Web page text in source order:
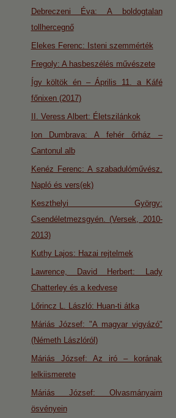
Debreczeni Éva: A boldogtalan
tollhercegnő
Elekes Ferenc: Isteni szemmérték
Fregoly: A hasbeszélés művészete
Így költök én – Április 11. a Káfé
főnixen (2017)
II. Veress Albert: Életszilánkok
Ion Dumbrava: A fehér őrház –
Cantonul alb
Kenéz Ferenc: A szabadulóművész.
Napló és vers(ek)
Keszthelyi György:
Csendéletmezsgyén. (Versek, 2010-
2013)
Kuthy Lajos: Hazai rejtelmek
Lawrence, David Herbert: Lady
Chatterley és a kedvese
Lőrincz L. László: Huan-ti átka
Máriás József: "A magyar vigyázó"
(Németh Lászlóról)
Máriás József: Az iró – korának
lelkiismerete
Máriás József: Olvasmányaim
ösvényein